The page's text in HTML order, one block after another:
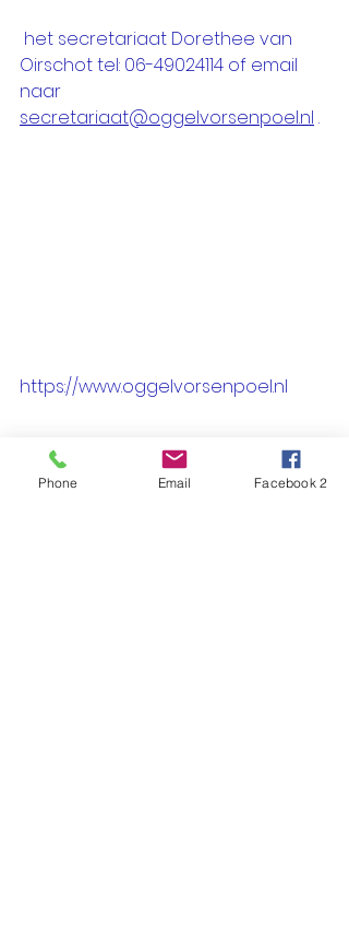
Oirschot tel: 06-49024114 of email
naar
secretariaat@oggelvorsenpoel.nl .
https://www.oggelvorsenpoel.nl
Phone Email Facebook 2